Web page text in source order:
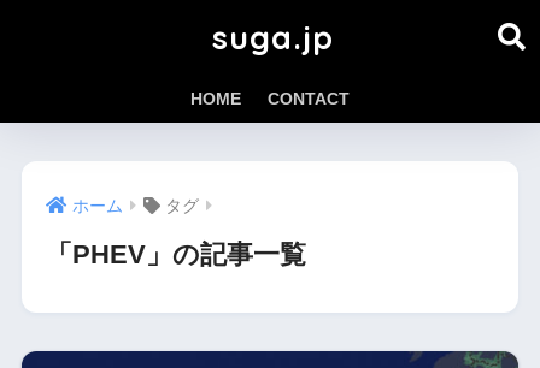
suga.jp
HOME CONTACT
ホーム タグ
「PHEV」の記事一覧